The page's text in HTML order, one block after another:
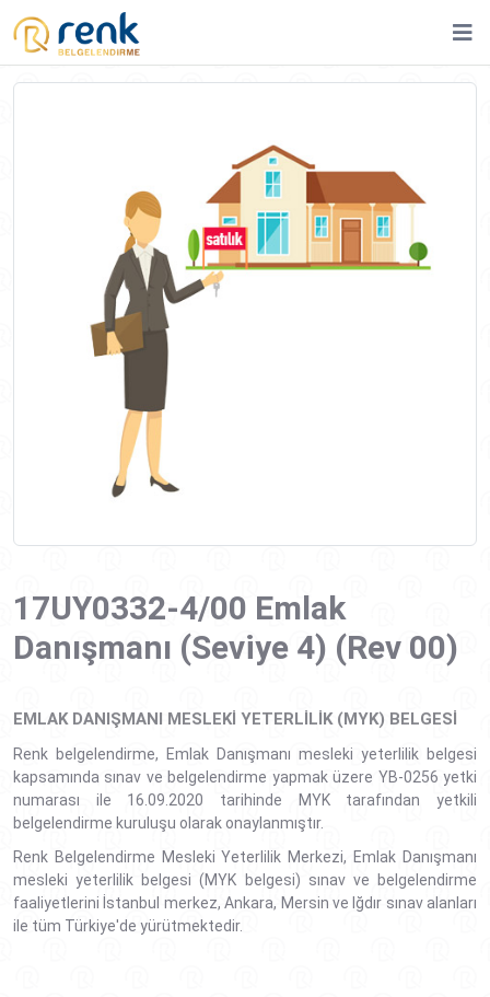
17UY0332-4/00 Emlak
Danışmanı (Seviye 4) (Rev 00)
EMLAK DANIŞMANI MESLEKI YETERLILIK (MYK) BELGESI
Renk belgelendirme, Emlak Danışmanı mesleki yeterlilik belgesi
kapsamında sınav ve belgelendirme yapmak üzere YB-0256 yetki
numarası ile 16.09.2020 tarihinde MYK tarafından yetkili
belgelendirme kuruluşu olarak onaylanmıştır.
Renk Belgelendirme Mesleki Yeterlilik Merkezi, Emlak Danışmanı
mesleki yeterlilik belgesi (MYK belgesi) sınav ve belgelendirme
faaliyetlerini İstanbul merkez, Ankara, Mersin ve Iğdır sınav alanları
ile tüm Türkiye'de yürütmektedir.